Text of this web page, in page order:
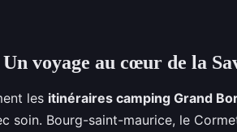
Un voyage au cœur de la
les itinéraires camping Grand
soin. Bourg-saint-maurice, le